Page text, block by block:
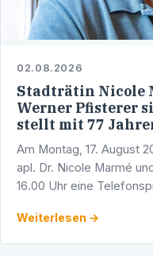
02.08.2026
Stadträtin Nicole
Werner Pfisterer
stellt mit 77
Am Montag, 17. August
apl. Dr. Nicole Marmé
16.00 Uhr eine
Weiterlesen →